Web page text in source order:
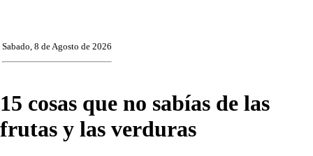
Sabado, 8 de Agosto de 2026
15 cosas que no sabías de las
frutas y las verduras